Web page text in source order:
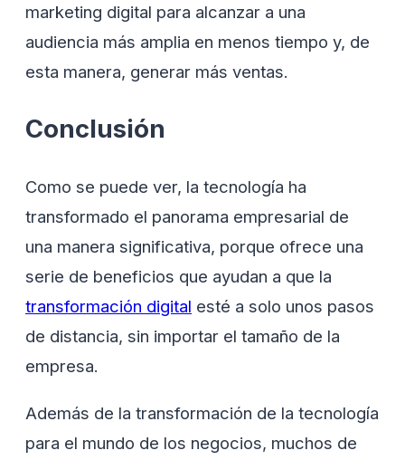
marketing digital para alcanzar a una
audiencia más amplia en menos tiempo y, de
esta manera, generar más ventas.
Conclusión
Como se puede ver, la tecnología ha
transformado el panorama empresarial de
una manera significativa, porque ofrece una
serie de beneficios que ayudan a que la
transformación digital esté a solo unos pasos
de distancia, sin importar el tamaño de la
empresa.
Además de la transformación de la tecnología
para el mundo de los negocios, muchos de